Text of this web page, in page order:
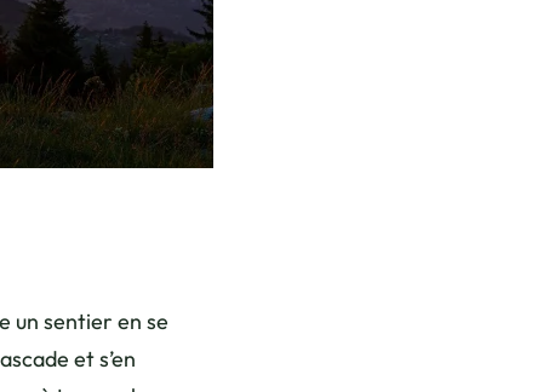
un sentier en se
et s’en